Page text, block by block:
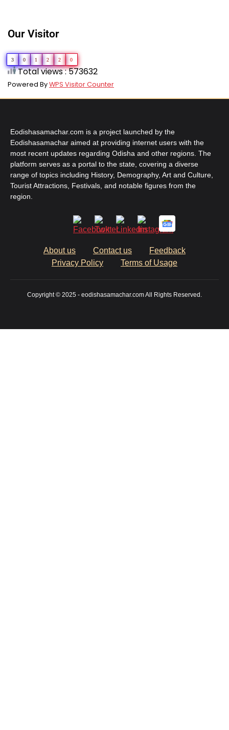
Our Visitor
3 0 1 2 2 0
Total views : 573632
Powered ByWPS Visitor Counter
Eodishasamachar.com is a project launched by the
Eodishasamachar aimed at providing internet users with the
most recent updates regarding Odisha and other regions. The
platform serves as a portal to the state, covering a diverse
range of topics including History, Demography, Art and Culture,
Tourist Attractions, Festivals, and notable figures from the
region.
About us Contact us
Feedback
Privacy Policy
Terms of Usage
Copyright © 2025 - eodishasamachar.com All Rights Reserved.